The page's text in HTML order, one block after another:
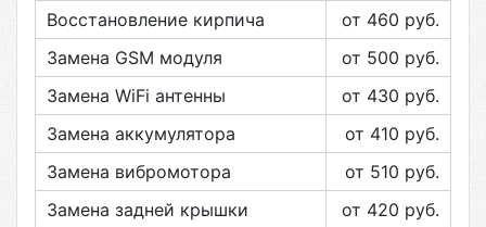
Восстановление кирпича
от 460 руб.
Замена GSM модуля
от 500 руб.
Замена WiFi антенны
от 430 руб.
Замена аккумулятора
от 410 руб.
Замена вибромотора
от 510 руб.
Замена задней крышки
от 420 руб.